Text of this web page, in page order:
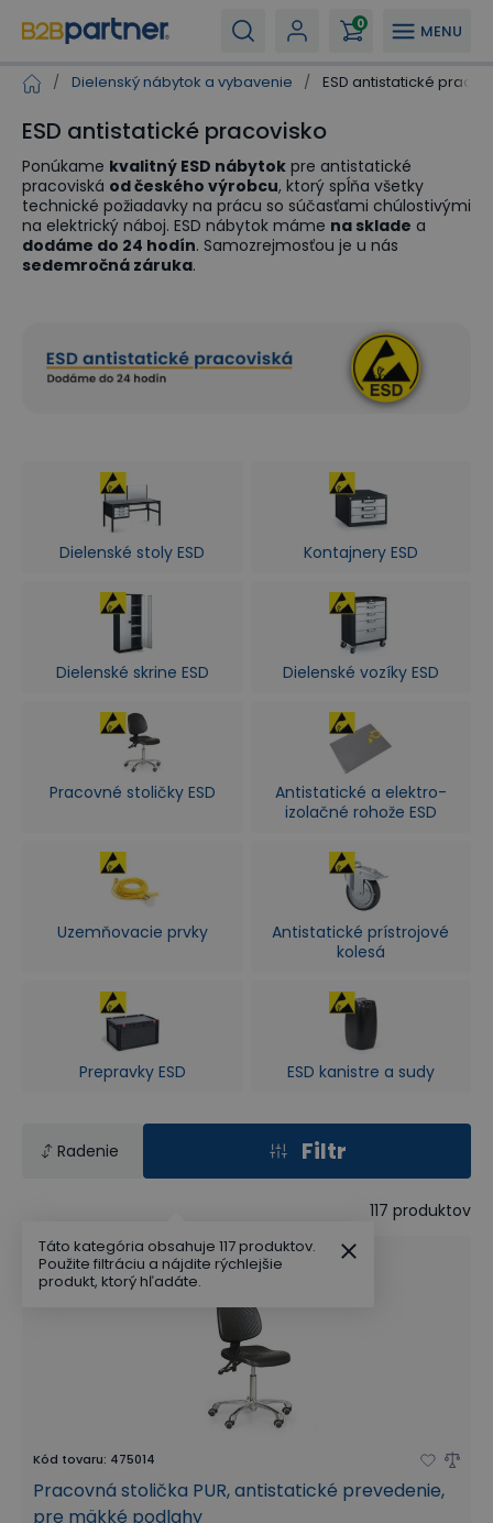
MENU
0
/ Dielenský nábytok a vybavenie / ESD antistatické
ESD antistatické pracovisko
Ponúkame kvalitný ESD nábytok pre antistatické
pracoviská od českého výrobcu, ktorý spĺňa všetky
technické požiadavky na prácu so súčasťami chúlostivými
na elektrický náboj. ESD nábytok máme na sklade a
dodáme do 24 hodín. Samozrejmosťou je u nás
sedemročná záruka.
Dielenské stoly ESD Kontajnery ESD
Dielenské skrine ESD Dielenské vozíky ESD
Pracovné stoličky ESD
Antistatické a elektro-
izolačné rohože ESD
Uzemňovacie prvky
Antistatické prístrojové
kolesá
Prepravky ESD ESD kanistre a sudy
Radenie Filtr
117 produktov
Kód tovaru: 475014
Pracovná stolička PUR, antistatické prevedenie,
pre mäkké podlahy
Táto kategória obsahuje 117 produktov.
Použite filtráciu a nájdite rýchlejšie
produkt, ktorý hľadáte.